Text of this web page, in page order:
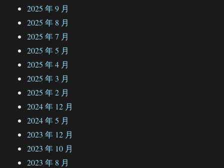
2025 年 9 月
2025 年 8 月
2025 年 7 月
2025 年 5 月
2025 年 4 月
2025 年 3 月
2025 年 2 月
2024 年 12 月
2024 年 5 月
2023 年 12 月
2023 年 10 月
2023 年 8 月